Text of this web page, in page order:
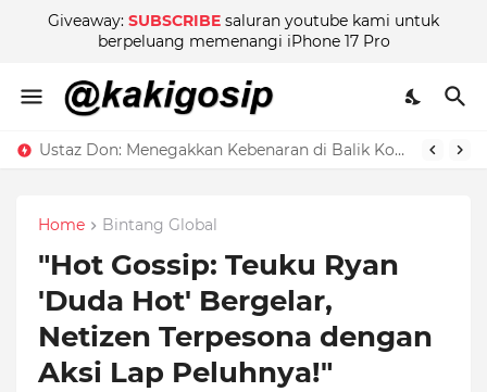
Giveaway: SUBSCRIBE saluran youtube kami untuk
berpeluang memenangi iPhone 17 Pro
Ustaz Don: Menegakkan Kebenaran di Balik Kontroversi
Home Bintang Global
"Hot Gossip: Teuku Ryan
'Duda Hot' Bergelar,
Netizen Terpesona dengan
Aksi Lap Peluhnya!"